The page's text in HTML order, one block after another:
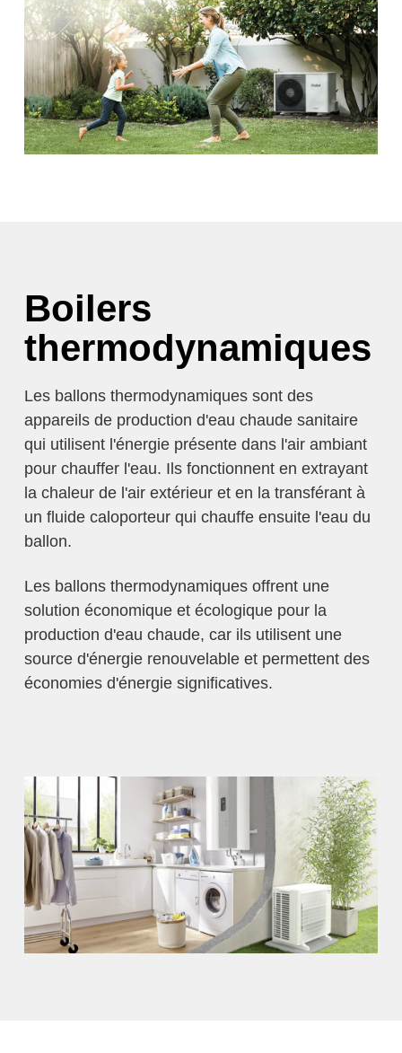
Boilers
thermodynamiques
Les ballons thermodynamiques sont des
appareils de production d'eau chaude sanitaire
qui utilisent l'énergie présente dans l'air ambiant
pour chauffer l'eau. Ils fonctionnent en extrayant
la chaleur de l'air extérieur et en la transférant à
un fluide caloporteur qui chauffe ensuite l'eau du
ballon.
Les ballons thermodynamiques offrent une
solution économique et écologique pour la
production d'eau chaude, car ils utilisent une
source d'énergie renouvelable et permettent des
économies d'énergie significatives.